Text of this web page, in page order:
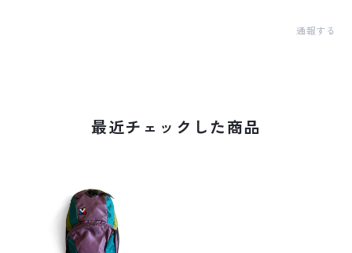
通報する
最近チェックした商品